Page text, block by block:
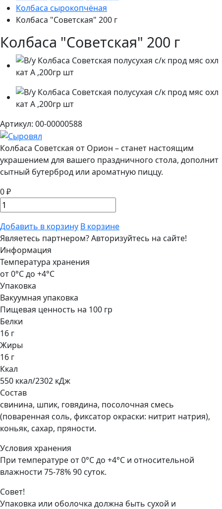
Колбаса сырокопчёная
Колбаса "Советская" 200 г
Колбаса "Советская" 200 г
Артикул: 00-00000588
Колбаса Советская от Орион – станет настоящим
украшением для вашего праздничного стола, дополнит
сытный бутерброд или ароматную пиццу.
0 ₽
Добавить в корзину В корзине
Являетесь партнером?Авторизуйтесь на сайте!
Информация
Температура хранения
от 0°С до +4°С
Упаковка
Вакуумная упаковка
Пищевая ценность на 100 гр
Белки
16 г
Жиры
16 г
Ккал
550 ккал/2302 кДж
Состав
свинина, шпик, говядина, посолочная смесь
(поваренная соль, фиксатор окраски: нитрит натрия),
коньяк, сахар, пряности.
Условия хранения
При температуре от 0°С до +4°С и относительной
влажности 75-78% 90 суток.
Совет!
Упаковка или оболочка должна быть сухой и